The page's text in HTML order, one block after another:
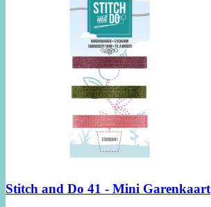
Stitch and Do 41 - Mini Garenkaart